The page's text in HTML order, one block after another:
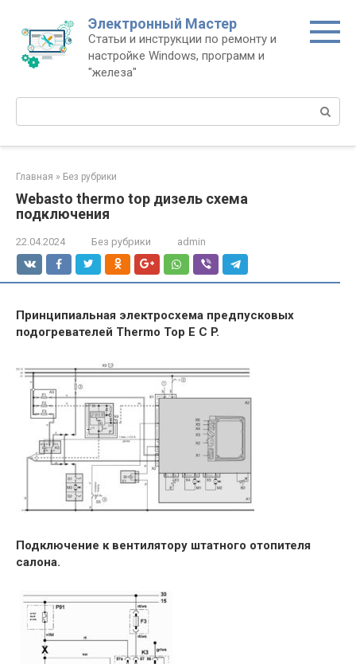
контенту
Электронный Мастер
Статьи и инструкции по ремонту и
настройке Windows, программ и
"железа"
Поиск:
Главная » Без рубрики
Webasto thermo top дизель схема
подключения
22.04.2024 Без рубрики admin
Принципиальная электросхема предпусковых
подогревателей Thermo Top Е C P.
Подключение к вентилятору штатного отопителя
салона.